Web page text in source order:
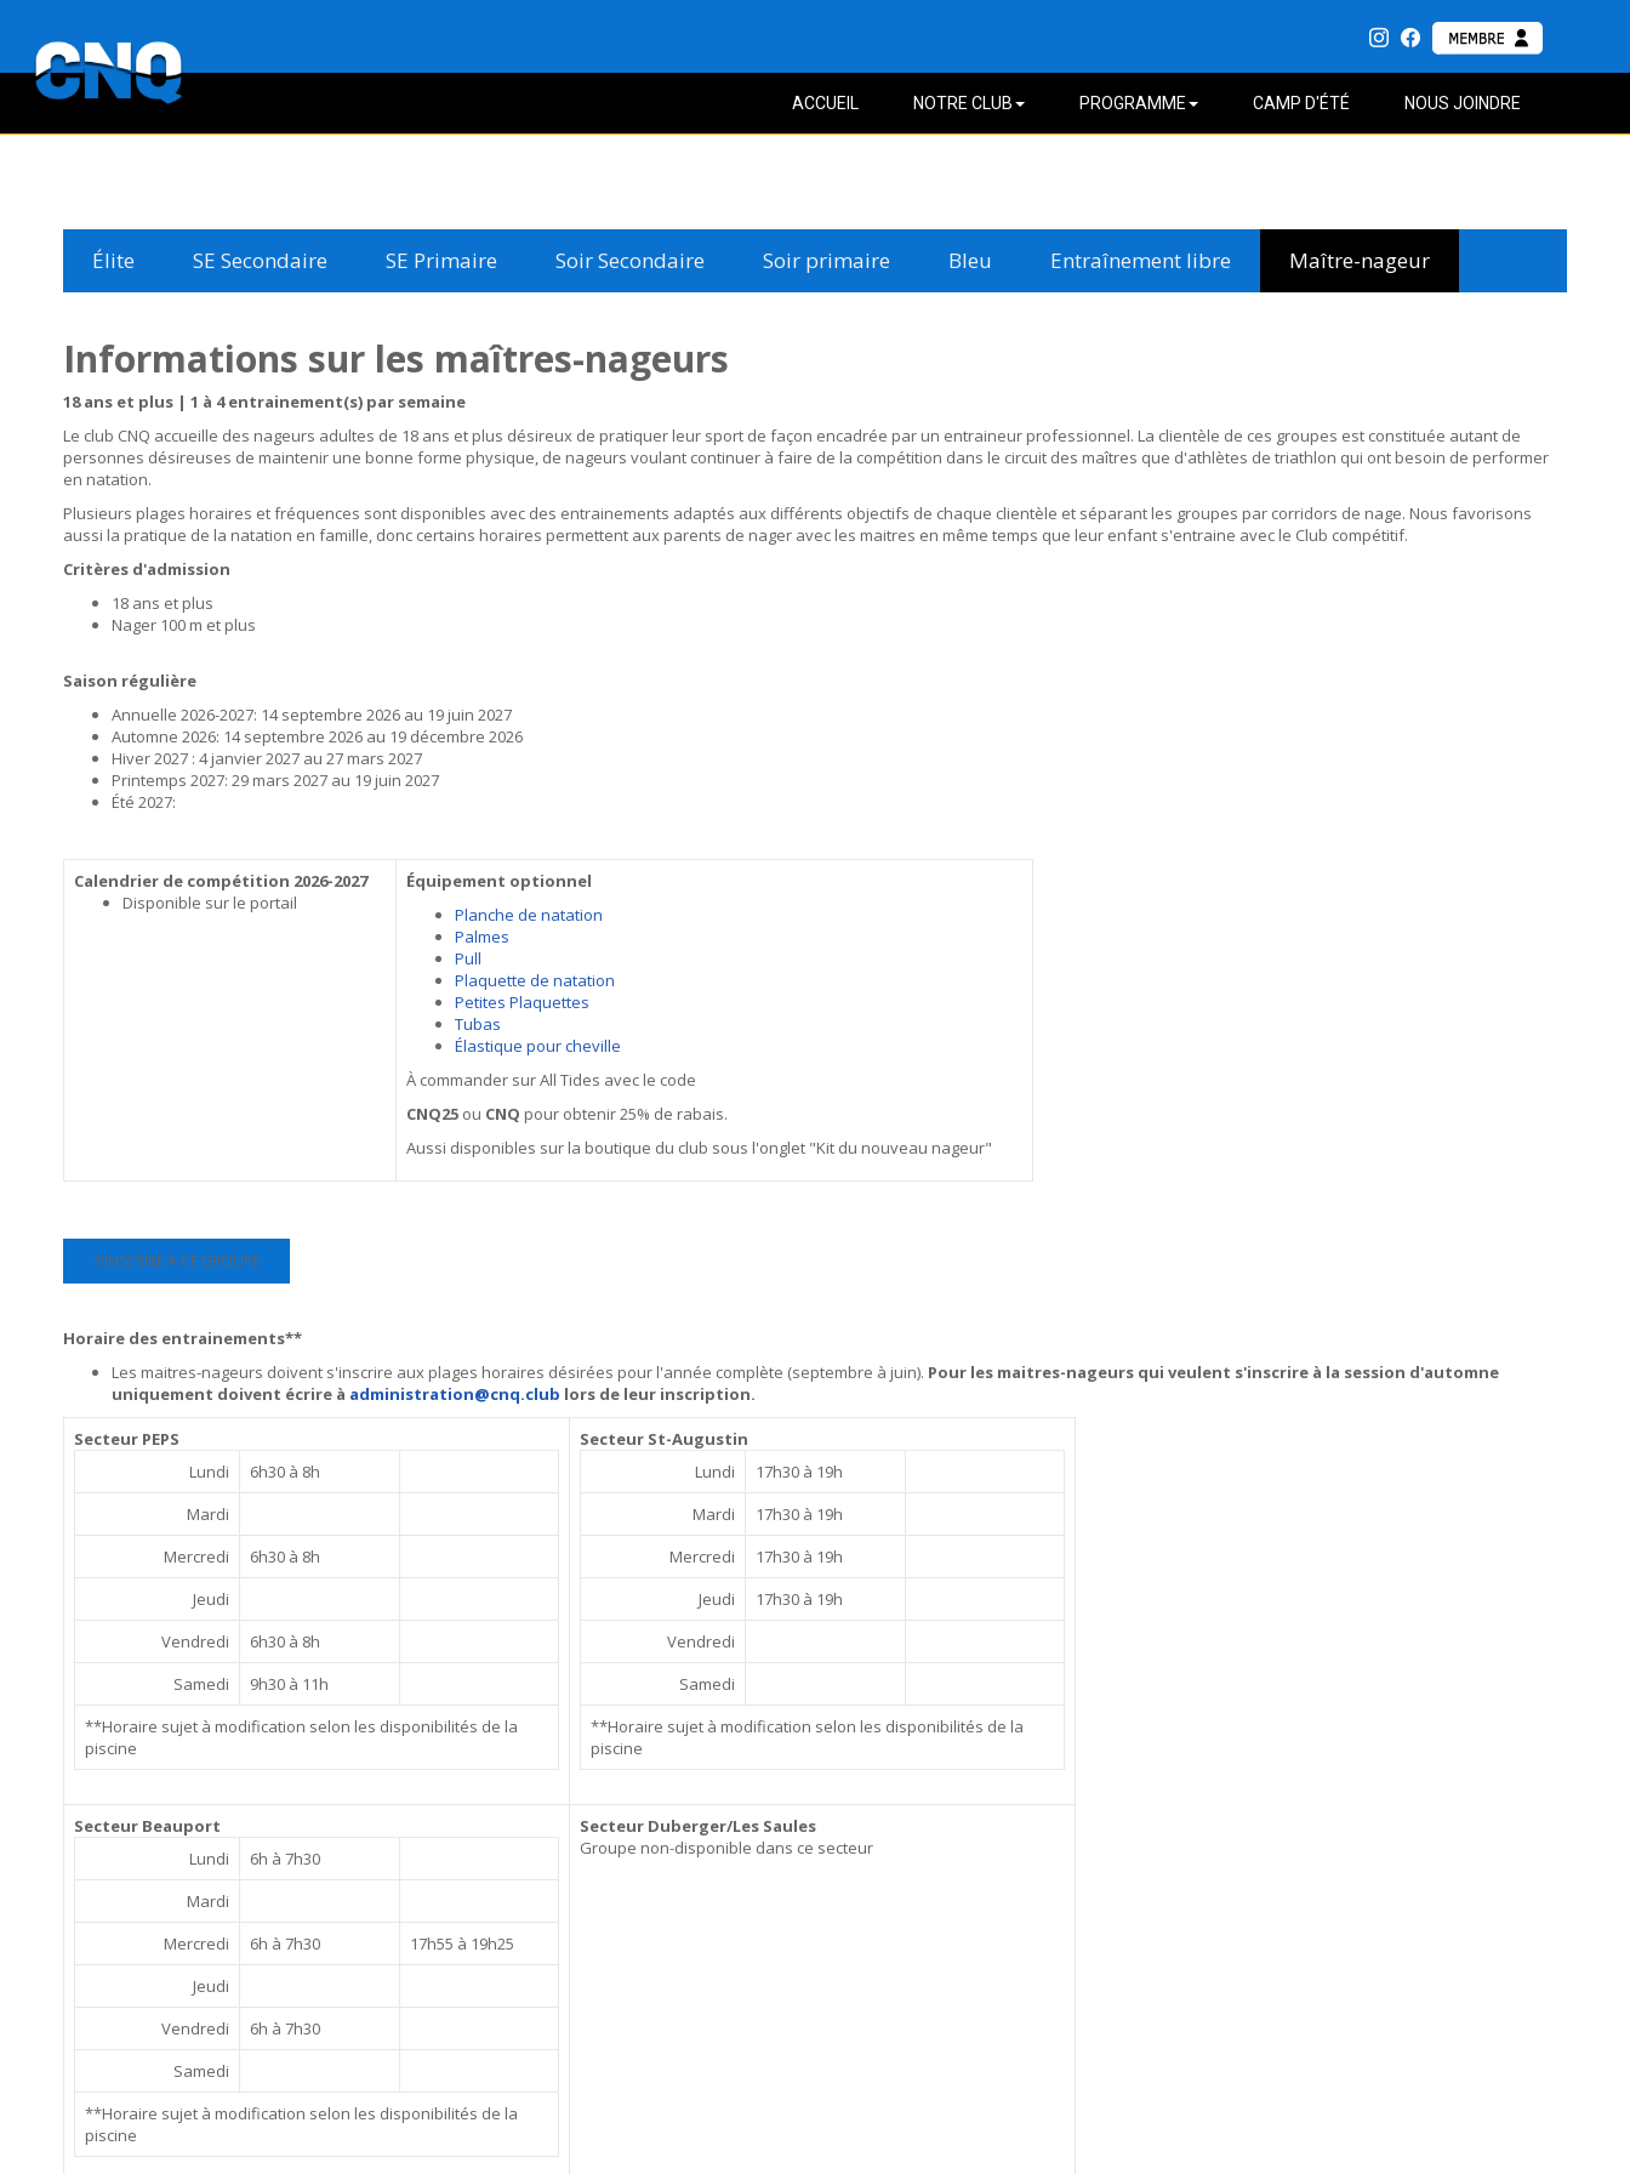
ACCUEIL NOTRE CLUB PROGRAMME CAMP D'ÉTÉ NOUS JOINDRE
Élite SE Secondaire SE Primaire Soir Secondaire Soir primaire Bleu Entraînement libre Maître-nageur
Informations sur les maîtres-nageurs
18 ans et plus | 1 à 4 entrainement(s) par semaine
Le club CNQ accueille des nageurs adultes de 18 ans et plus désireux de pratiquer leur sport de façon encadrée par un entraineur professionnel. La clientèle de ces groupes est constituée autant de
personnes désireuses de maintenir une bonne forme physique, de nageurs voulant continuer à faire de la compétition dans le circuit des maîtres que d'athlètes de triathlon qui ont besoin de performer
en natation.
Plusieurs plages horaires et fréquences sont disponibles avec des entrainements adaptés aux différents objectifs de chaque clientèle et séparant les groupes par corridors de nage. Nous favorisons
aussi la pratique de la natation en famille, donc certains horaires permettent aux parents de nager avec les maitres en même temps que leur enfant s'entraine avec le Club compétitif.
Critères d'admission
18 ans et plus
Nager 100 m et plus
Saison régulière
Annuelle 2026-2027: 14 septembre 2026 au 19 juin 2027
Automne 2026: 14 septembre 2026 au 19 décembre 2026
Hiver 2027 : 4 janvier 2027 au 27 mars 2027
Printemps 2027: 29 mars 2027 au 19 juin 2027
Été 2027:
Calendrier de compétition 2026-2027
Disponible sur le portail
Équipement optionnel
Planche de natation
Palmes
Pull
Plaquette de natation
Petites Plaquettes
Tubas
Élastique pour cheville
À commander sur All Tides avec le code
CNQ25 ou CNQ pour obtenir 25% de rabais.
Aussi disponibles sur la boutique du club sous l'onglet "Kit du nouveau nageur"
S'INSCRIRE À CE GROUPE
Horaire des entrainements**
Les maitres-nageurs doivent s'inscrire aux plages horaires désirées pour l'année complète (septembre à juin). Pour les maitres-nageurs qui veulent s'inscrire à la session d'automne
uniquement doivent écrire à administration@cnq.club lors de leur inscription.
Secteur PEPS
Lundi
6h30 à 8h
Mardi
Mercredi
6h30 à 8h
Jeudi
Vendredi
6h30 à 8h
Samedi
9h30 à 11h
**Horaire sujet à modification selon les disponibilités de la
piscine
Secteur St-Augustin
Lundi
17h30 à 19h
Mardi
17h30 à 19h
Mercredi
17h30 à 19h
Jeudi
17h30 à 19h
Vendredi
Samedi
**Horaire sujet à modification selon les disponibilités de la
piscine
Secteur Beauport
Lundi
6h à 7h30
Mardi
Mercredi
6h à 7h30
17h55 à 19h25
Jeudi
Vendredi
6h à 7h30
Samedi
**Horaire sujet à modification selon les disponibilités de la
piscine
Secteur Duberger/Les Saules
Groupe non-disponible dans ce secteur